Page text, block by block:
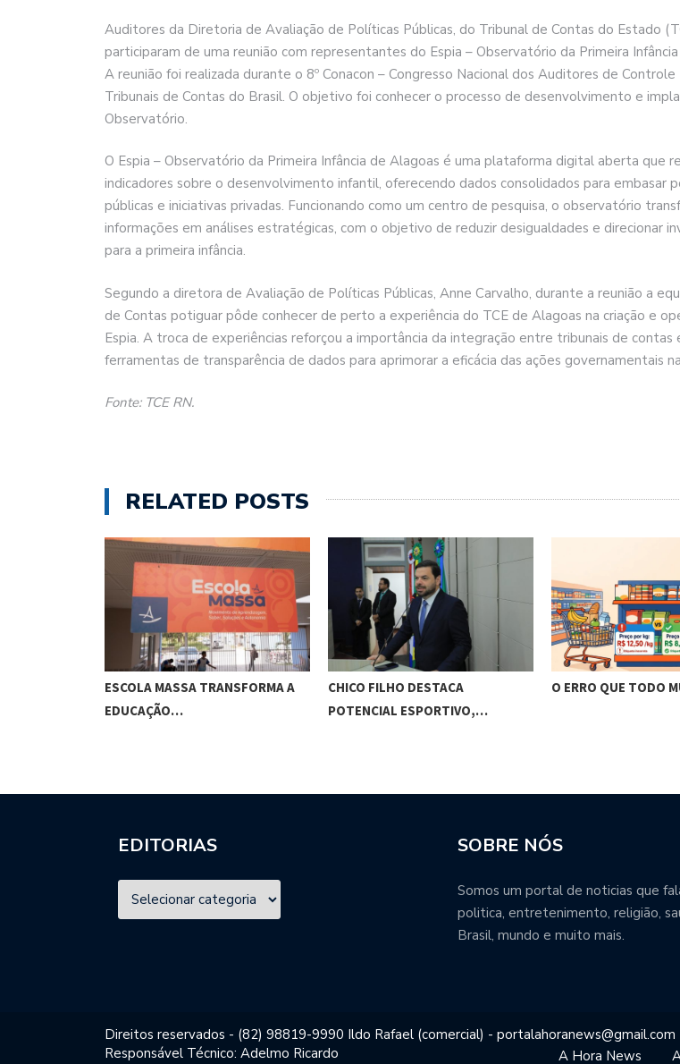
Auditores da Diretoria de Avaliação de Políticas Públicas, do Tribunal de Contas do Estado
participaram de uma reunião com representantes do Espia – Observatório da Primeira
A reunião foi realizada durante o 8º Conacon – Congresso Nacional dos Auditores de
Tribunais de Contas do Brasil. O objetivo foi conhecer o processo de desenvolvimento e
Observatório.
O Espia – Observatório da Primeira Infância de Alagoas é uma plataforma digital aberta que
indicadores sobre o desenvolvimento infantil, oferecendo dados consolidados para embasar
públicas e iniciativas privadas. Funcionando como um centro de pesquisa, o observatório
informações em análises estratégicas, com o objetivo de reduzir desigualdades e direcionar
para a primeira infância.
Segundo a diretora de Avaliação de Políticas Públicas, Anne Carvalho, durante a reunião a
de Contas potiguar pôde conhecer de perto a experiência do TCE de Alagoas na criação e
Espia. A troca de experiências reforçou a importância da integração entre tribunais de contas
ferramentas de transparência de dados para aprimorar a eficácia das ações governamentais
Fonte: TCE RN.
RELATED POSTS
ESCOLA MASSA TRANSFORMA A
EDUCAÇÃO…
CHICO FILHO DESTACA
POTENCIAL ESPORTIVO,…
O ERRO QUE TODO
EDITORIAS SOBRE NÓS
Somos um portal de noticias que
politica, entretenimento, religião,
Brasil, mundo e muito mais.
Direitos reservados - (82) 98819-9990 Ildo Rafael (comercial) -
Responsável Técnico: Adelmo Ricardo
A Hora News